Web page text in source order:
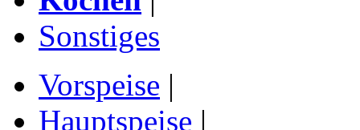
Sonstiges
Vorspeise |
Hauptspeise |